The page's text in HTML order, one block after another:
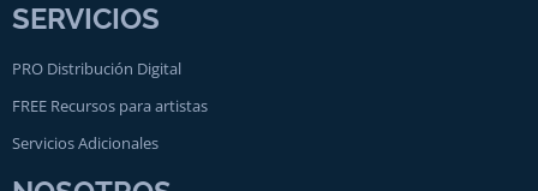
SERVICIOS
PRO Distribución Digital
FREE Recursos para artistas
Servicios Adicionales